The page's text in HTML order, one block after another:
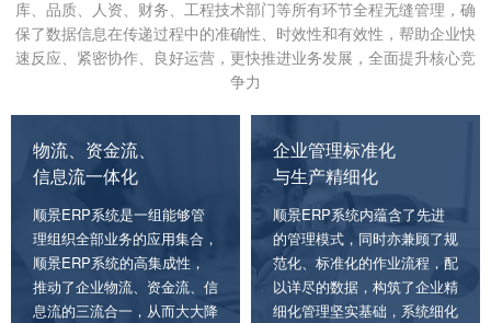
库、品质、人资、财务、工程技术部门等所有环节全程无缝管理，确
保了数据信息在传递过程中的准确性、时效性和有效性，帮助企业快
速反应、紧密协作、良好运营，更快推进业务发展，全面提升核心竞
争力
物流、资金流、
信息流一体化
顺景ERP系统是一组能够管
理组织全部业务的应用集合，
顺景ERP系统的高集成性，
推动了企业物流、资金流、信
息流的三流合一，从而大大降
企业管理标准化
与生产精细化
顺景ERP系统内蕴含了先进
的管理模式，同时亦兼顾了规
范化、标准化的作业流程，配
以详尽的数据，构筑了企业精
细化管理坚实基础，系统细化